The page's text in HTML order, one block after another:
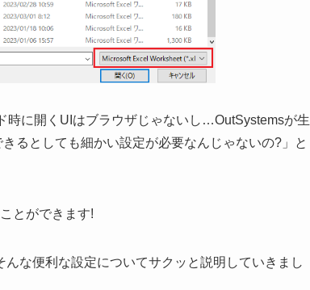
時に開くUIはブラウザじゃないし…OutSystemsが生
るとしても細かい設定が必要なんじゃないの?」と
とができます!
な便利な設定についてサクッと説明していきまし